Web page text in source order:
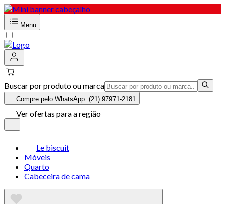
Menu
Buscar por produto ou marca
Compre pelo WhatsApp: (21) 97971-2181
Ver ofertas para a região
Le biscuit
Móveis
Quarto
Cabeceira de cama